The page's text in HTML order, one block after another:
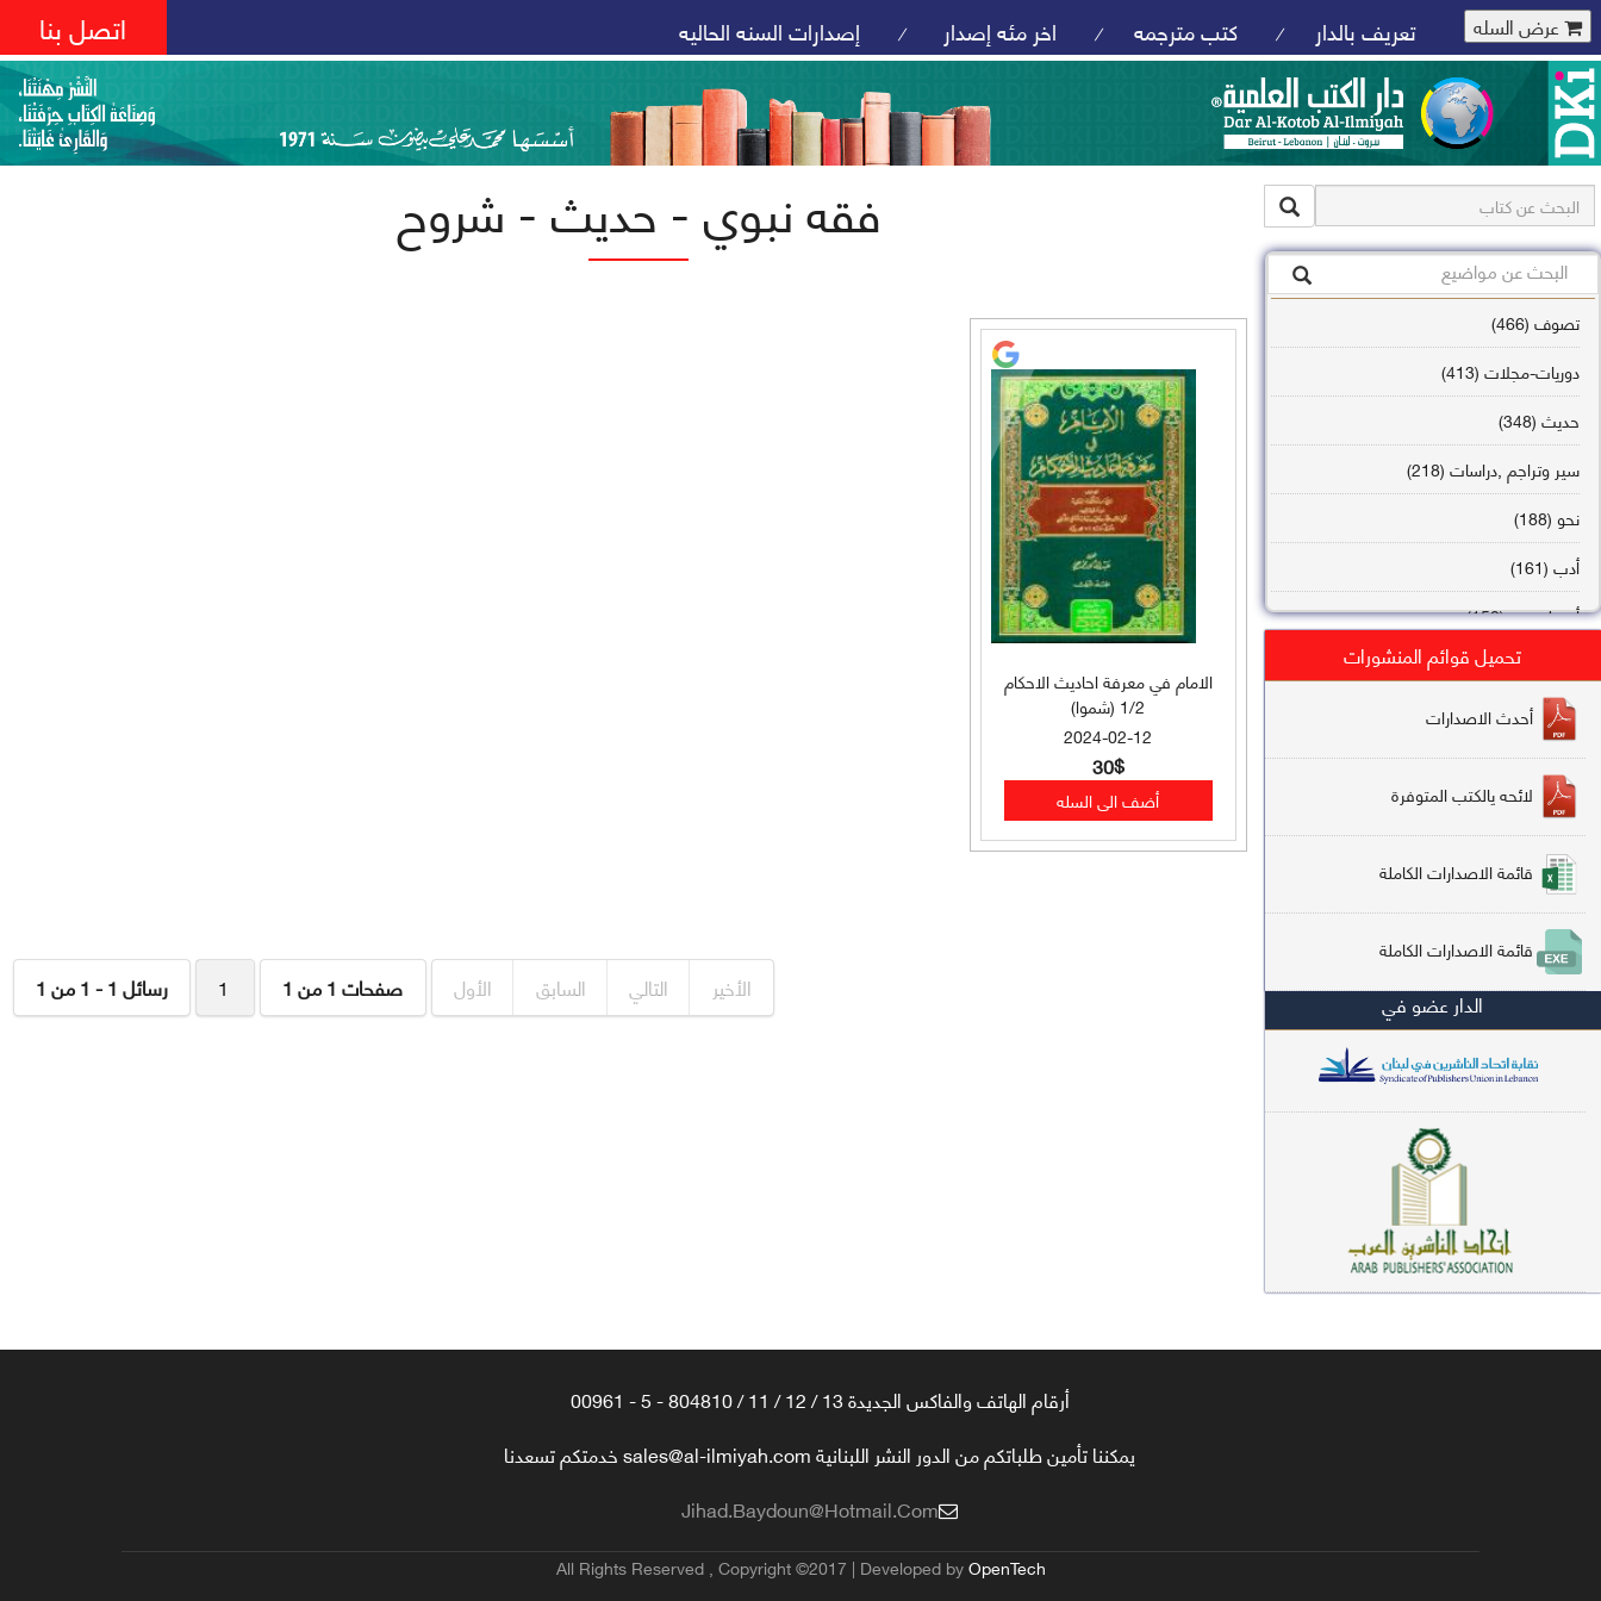
عرض السله تعريف بالدار / كتب مترجمه / اخر مئه إصدار / إصدارات السنه الحاليه اتصل بنا
تصوف (466)
دوريات-مجلات (413)
حديث (348)
سير وتراجم ,دراسات (218)
نحو (188)
أدب (161)
أصول فقه (158)
تاريخ (138)
فقه شافعي (132)
فقه حنفي (113)
فقه مالكي (112)
تفسير قرآن (106)
علم كلام (96)
أخلاق وتصوف (91)
سير وتراجم (90)
معاجم لغوية (89)
سيرة نبوية وتصوف (81)
دراسات إسلامية (75)
شعر (72)
علوم قرآن (66)
فقه عام وأحكام فقهية (62)
تحميل قوائم المنشورات
أحدث الاصدارات
لائحه يالكتب المتوفرة
قائمة الاصدارات الكاملة
قائمة الاصدارات الكاملة
الدار عضو في
فقه نبوي - حديث - شروح
الامام في معرفة احاديث الاحكام
1/2 (شموا)
2024-02-12
30$
رسائل 1 - 1 من 1 1 صفحات 1 من 1 الأول السابق التالي الأخير
أرقام الهاتف والفاكس الجديدة 13 / 12 / 11 / 804810 - 5 - 00961
يمكننا تأمين طلباتكم من الدور النشر اللبنانية sales@al-ilmiyah.com خدمتكم تسعدنا
Jihad.baydoun@hotmail.com
All Rights Reserved , Copyright ©2017 | Developed byOpenTech